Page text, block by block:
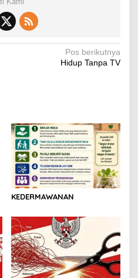
e
st
y
Li
m
Pos berikutnya
Hidup Tanpa TV
KEDERMAWANAN